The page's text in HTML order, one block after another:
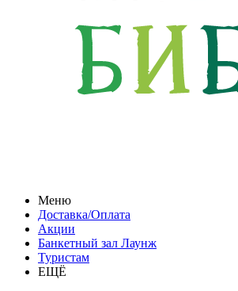
Меню
Доставка/Оплата
Акции
Банкетный зал Лаунж
Туристам
ЕЩЁ